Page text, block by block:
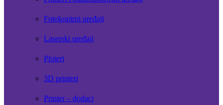
Fotokopirni uređaji
Laserski uređaji
Ploteri
3D printeri
Printer – dodaci